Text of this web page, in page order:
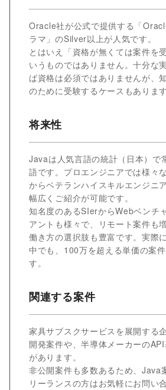
Oracle社が公式で提供する「
ラマ」のSilver以上が人気です。
とはいえ「資格が無くては案件を
いうものではありません。十分な
ば資格は必須ではありませんが、
のために受験するケースもあります
将来性
Javaは人気言語の統計（日本）で
語です。プロエンジニアでは様々
からベテランハイスキルエンジニ
幅広くご紹介が可能です。
知名度のあるSIerからWebベンチ
アントも様々で、リモート案件も
働き方の選択肢も豊富です。実際
中でも、100万を超える単価の案
す。
関連する案件
家具サブスクサービスを展開する
開発案件や、半導体メーカーの
があります。
非公開案件も多数あるため、Java
リーランスの方はお気軽にお問い